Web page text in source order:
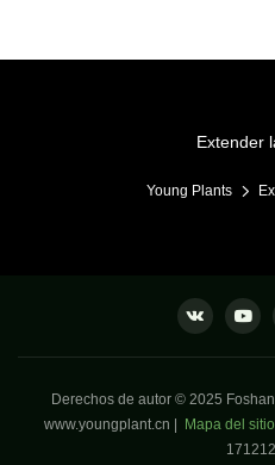
Extender
Young Plants
Derechos de autor © 2025
www.youngplant.cn
Mapa del sitio